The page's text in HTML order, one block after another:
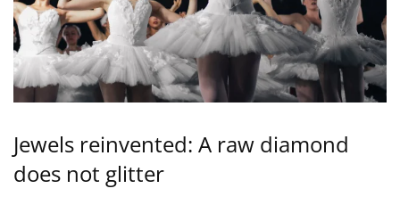
Jewels reinvented: A raw diamond
does not glitter